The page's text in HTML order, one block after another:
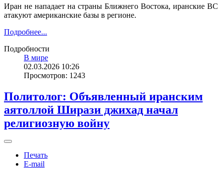
Иран не нападает на страны Ближнего Востока, иранские ВС
атакуют американские базы в регионе.
Подробнее...
Подробности
В мире
02.03.2026 10:26
Просмотров: 1243
Политолог: Объявленный иранским
аятоллой Ширази джихад начал
религиозную войну
Печать
E-mail